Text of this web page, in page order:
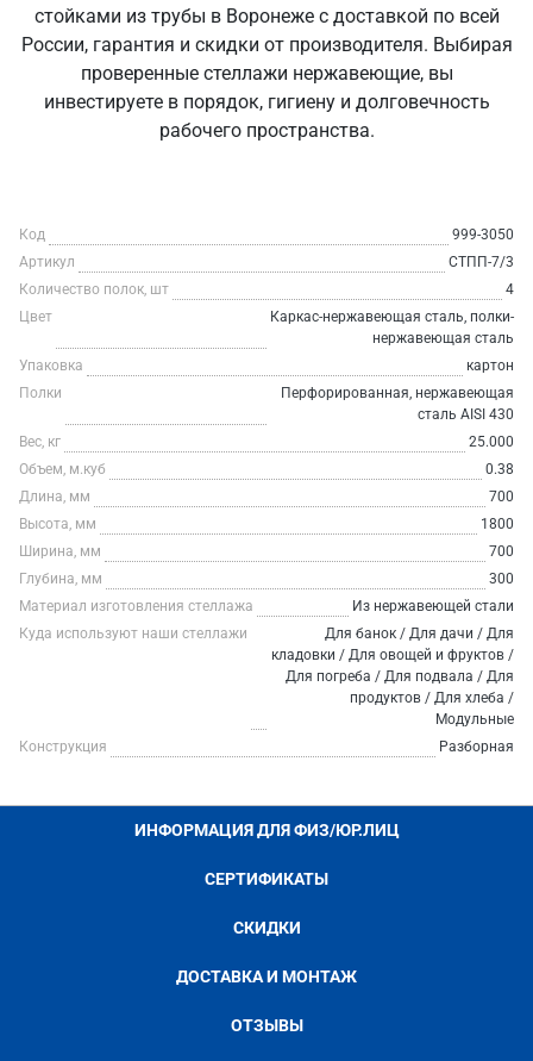
стойками из трубы в Воронеже с доставкой по всей
России, гарантия и скидки от производителя. Выбирая
проверенные стеллажи нержавеющие, вы
инвестируете в порядок, гигиену и долговечность
рабочего пространства.
Код
999-3050
Артикул
СТПП-7/3
Количество полок, шт
4
Цвет
Каркас-нержавеющая сталь, полки-
нержавеющая сталь
Упаковка
картон
Полки
Перфорированная, нержавеющая
сталь AISI 430
Вес, кг
25.000
Объем, м.куб
0.38
Длина, мм
700
Высота, мм
1800
Ширина, мм
700
Глубина, мм
300
Материал изготовления стеллажа
Из нержавеющей стали
Куда используют наши стеллажи
Для банок / Для дачи / Для
кладовки / Для овощей и фруктов /
Для погреба / Для подвала / Для
продуктов / Для хлеба /
Модульные
Конструкция
Разборная
ИНФОРМАЦИЯ ДЛЯ ФИЗ/ЮР.ЛИЦ
СЕРТИФИКАТЫ
СКИДКИ
ДОСТАВКА И МОНТАЖ
ОТЗЫВЫ